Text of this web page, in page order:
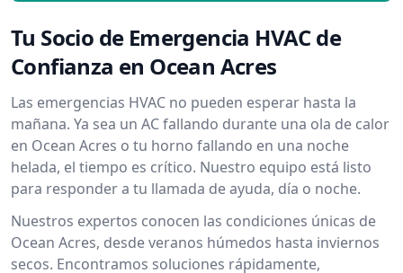
Tu Socio de Emergencia HVAC de
Confianza en Ocean Acres
Las emergencias HVAC no pueden esperar hasta la
mañana. Ya sea un AC fallando durante una ola de calor
en Ocean Acres o tu horno fallando en una noche
helada, el tiempo es crítico. Nuestro equipo está listo
para responder a tu llamada de ayuda, día o noche.
Nuestros expertos conocen las condiciones únicas de
Ocean Acres, desde veranos húmedos hasta inviernos
secos. Encontramos soluciones rápidamente,